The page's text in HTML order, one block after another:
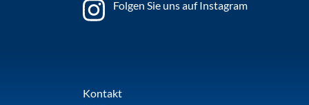
Folgen Sie uns auf Instagram
Kontakt